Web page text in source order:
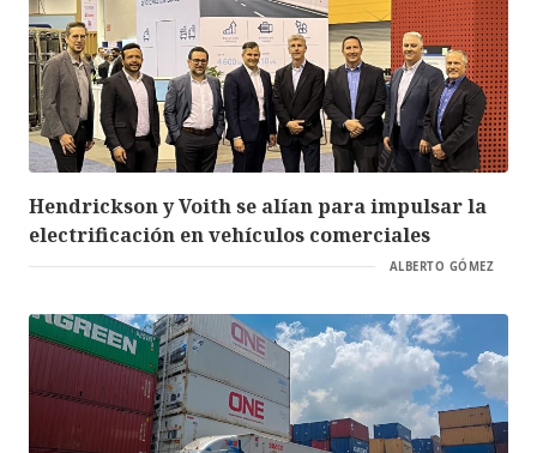
Hendrickson y Voith se alían para impulsar la
electrificación en vehículos comerciales
ALBERTO GÓMEZ